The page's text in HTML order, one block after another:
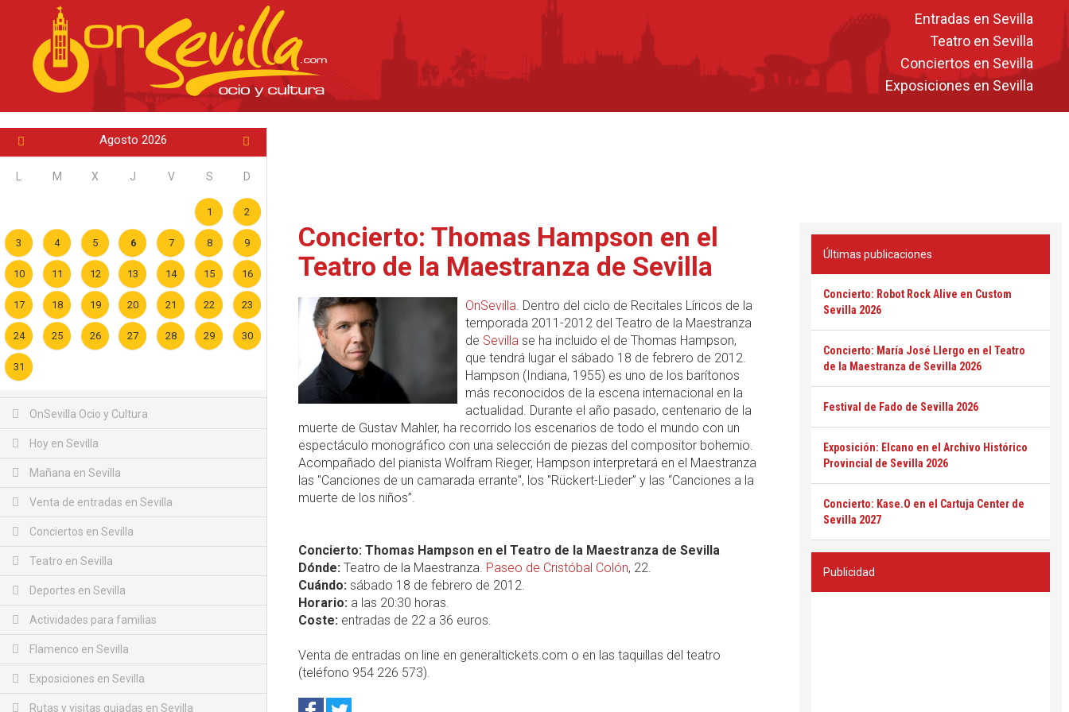
Entradas en Sevilla
Teatro en Sevilla
Conciertos en Sevilla
Exposiciones en Sevilla
Agosto 2026
M X J V S D
1 2
3 4 5 6 7 8 9
10 11 12 13 14 15 16
17 18 19 20 21 22 23
24 25 26 27 28 29 30
31
OnSevilla Ocio y Cultura
Hoy en Sevilla
Mañana en Sevilla
Venta de entradas en Sevilla
Conciertos en Sevilla
Teatro en Sevilla
Deportes en Sevilla
Actividades para familias
Flamenco en Sevilla
Exposiciones en Sevilla
Rutas y visitas guiadas en Sevilla
Concierto: Thomas Hampson en el
Teatro de la Maestranza de Sevilla
OnSevilla. Dentro del ciclo de Recitales Líricos de la
temporada 2011-2012 del Teatro de la Maestranza
de Sevilla se ha incluido el de Thomas Hampson,
que tendrá lugar el sábado 18 de febrero de 2012.
Hampson (Indiana, 1955) es uno de los barítonos
más reconocidos de la escena internacional en la
actualidad. Durante el año pasado, centenario de la
muerte de Gustav Mahler, ha recorrido los escenarios de todo el mundo con un
espectáculo monográfico con una selección de piezas del compositor bohemio.
Acompañado del pianista Wolfram Rieger, Hampson interpretará en el Maestranza
las "Canciones de un camarada errante", los "Rückert-Lieder” y las “Canciones a la
muerte de los niños”.
Concierto: Thomas Hampson en el Teatro de la Maestranza de Sevilla
Dónde: Teatro de la Maestranza. Paseo de Cristóbal Colón, 22.
Cuándo: sábado 18 de febrero de 2012.
Horario: a las 20:30 horas.
Coste: entradas de 22 a 36 euros.
Venta de entradas on line en generaltickets.com o en las taquillas del teatro
(teléfono 954 226 573).
Últimas publicaciones
Concierto: Robot Rock Alive en Custom
Sevilla 2026
Concierto: María José Llergo en el Teatro
de la Maestranza de Sevilla 2026
Festival de Fado de Sevilla 2026
Exposición: Elcano en el Archivo Histórico
Provincial de Sevilla 2026
Concierto: Kase.O en el Cartuja Center de
Sevilla 2027
Publicidad